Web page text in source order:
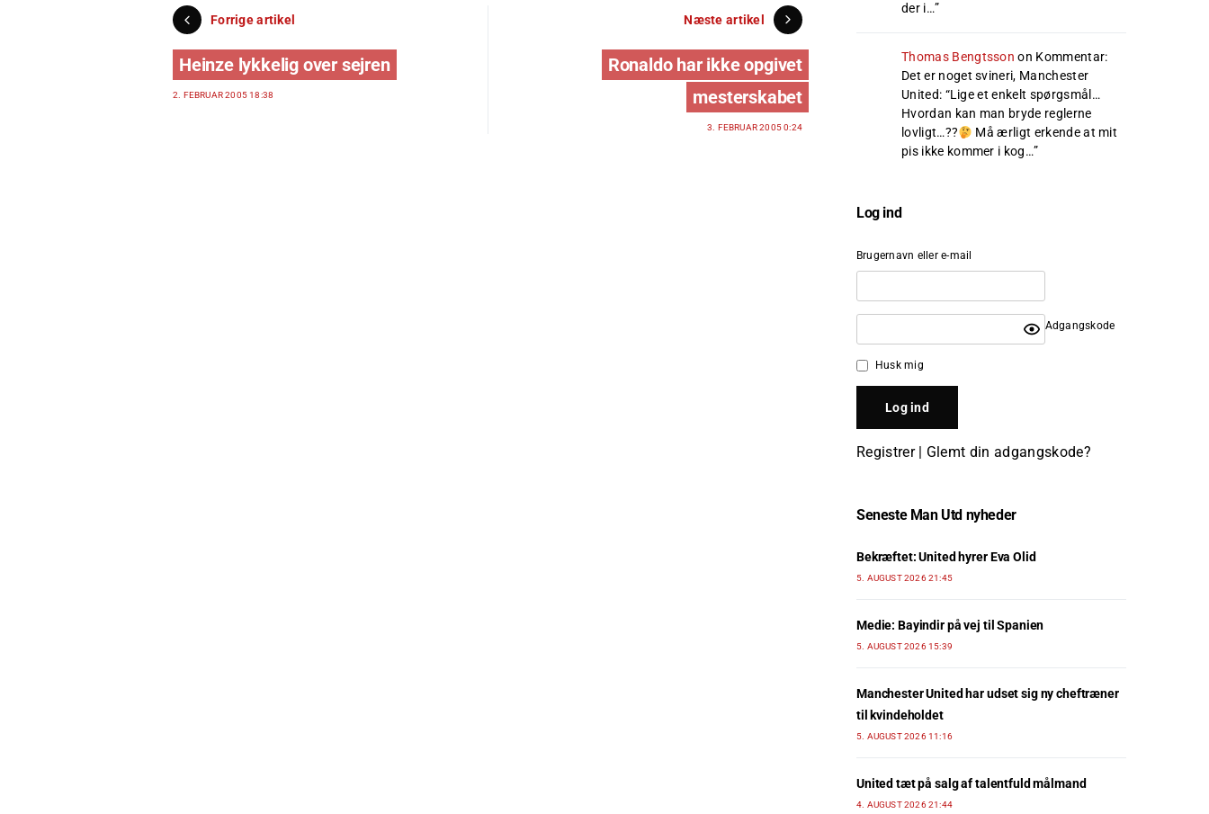
Forrige artikel
Heinze lykkelig over sejren
2. FEBRUAR 2005 18:38
Næste artikel
Ronaldo har ikke opgivet
mesterskabet
3. FEBRUAR 2005 0:24
der i…”
Thomas Bengtsson on Kommentar:
Det er noget svineri, Manchester
United: “Lige et enkelt spørgsmål…
Hvordan kan man bryde reglerne
lovligt…??
Må ærligt erkende at mit
pis ikke kommer i kog…”
Log ind
Brugernavn eller e-mail
Adgangskode
Husk mig
Registrer| Glemt din adgangskode?
Seneste Man Utd nyheder
Bekræftet: United hyrer Eva Olid
5. AUGUST 2026 21:45
Medie: Bayindir på vej til Spanien
5. AUGUST 2026 15:39
Manchester United har udset sig ny cheftræner
til kvindeholdet
5. AUGUST 2026 11:16
United tæt på salg af talentfuld målmand
4. AUGUST 2026 21:44